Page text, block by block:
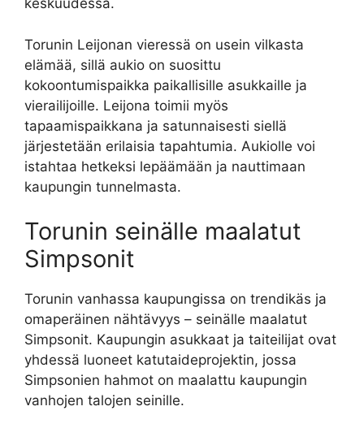
keskuudessa.
Torunin Leijonan vieressä on usein vilkasta
elämää, sillä aukio on suosittu
kokoontumispaikka paikallisille asukkaille ja
vierailijoille. Leijona toimii myös
tapaamispaikkana ja satunnaisesti siellä
järjestetään erilaisia tapahtumia. Aukiolle voi
istahtaa hetkeksi lepäämään ja nauttimaan
kaupungin tunnelmasta.
Torunin seinälle maalatut
Simpsonit
Torunin vanhassa kaupungissa on trendikäs ja
omaperäinen nähtävyys – seinälle maalatut
Simpsonit. Kaupungin asukkaat ja taiteilijat ovat
yhdessä luoneet katutaideprojektin, jossa
Simpsonien hahmot on maalattu kaupungin
vanhojen talojen seinille.